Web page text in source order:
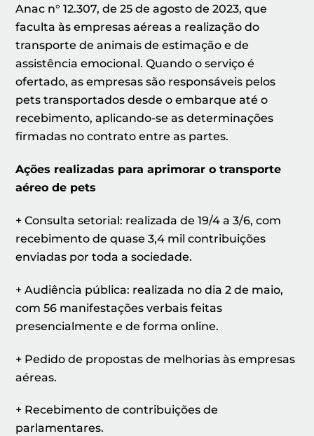
Anac n° 12.307, de 25 de agosto de 2023, que
faculta às empresas aéreas a realização do
transporte de animais de estimação e de
assistência emocional. Quando o serviço é
ofertado, as empresas são responsáveis pelos
pets transportados desde o embarque até o
recebimento, aplicando-se as determinações
firmadas no contrato entre as partes.
Ações realizadas para aprimorar o transporte
aéreo de pets
+ Consulta setorial: realizada de 19/4 a 3/6, com
recebimento de quase 3,4 mil contribuições
enviadas por toda a sociedade.
+ Audiência pública: realizada no dia 2 de maio,
com 56 manifestações verbais feitas
presencialmente e de forma online.
+ Pedido de propostas de melhorias às empresas
aéreas.
+ Recebimento de contribuições de
parlamentares.